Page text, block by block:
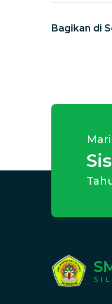
Bagikan di